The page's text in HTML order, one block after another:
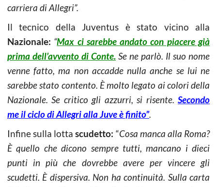
carriera di Allegri”.
Il tecnico della Juventus è stato vicino alla
Nazionale: “Max ci sarebbe andato con piacere già
prima dell’avvento di Conte. Se ne parlò. Il suo nome
venne fatto, ma non accadde nulla anche se lui ne
sarebbe stato contento. È molto legato ai colori della
Nazionale. Se critico gli azzurri, si risente. Secondo
me il ciclo di Allegri alla Juve è finito”.
Infine sulla lottascudetto: “Cosa manca alla Roma?
È quello che dicono sempre tutti, mancano i dieci
punti in più che dovrebbe avere per vincere gli
scudetti. È dispersiva. Non ha continuità. Sulla carta